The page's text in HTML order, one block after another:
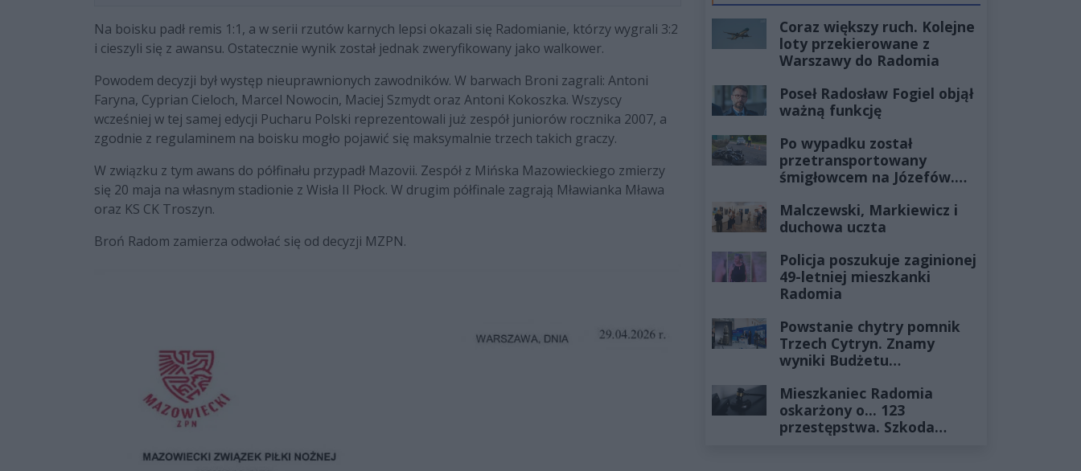
Na boisku padł remis 1:1, a w serii rzutów karnych lepsi okazali się Radomianie, którzy wygrali 3:2
i cieszyli się z awansu. Ostatecznie wynik został jednak zweryfikowany jako walkower.
Powodem decyzji był występ nieuprawnionych zawodników. W barwach Broni zagrali: Antoni
Faryna, Cyprian Cieloch, Marcel Nowocin, Maciej Szmydt oraz Antoni Kokoszka. Wszyscy
wcześniej w tej samej edycji Pucharu Polski reprezentowali już zespół juniorów rocznika 2007, a
zgodnie z regulaminem na boisku mogło pojawić się maksymalnie trzech takich graczy.
W związku z tym awans do półfinału przypadł Mazovii. Zespół z Mińska Mazowieckiego zmierzy
się 20 maja na własnym stadionie z Wisła II Płock. W drugim półfinale zagrają Mławianka Mława
oraz KS CK Troszyn.
Broń Radom zamierza odwołać się od decyzji MZPN.
Coraz większy ruch. Kolejne
loty przekierowane z
Warszawy do Radomia
Poseł Radosław Fogiel objął
ważną funkcję
Po wypadku został
przetransportowany
śmigłowcem na Józefów.
żyłach
Malczewski, Markiewicz i
duchowa uczta
Policja poszukuje zaginionej
49-letniej mieszkanki
Radomia
Powstanie chytry pomnik
Trzech Cytryn. Znamy
wyniki Budżetu
Mieszkaniec Radomia
oskarżony o... 123
przestępstwa. Szkoda